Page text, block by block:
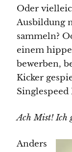
Oder
Ausbildung
sammeln?
einem
bewerben,
Kicker
Ach Mist! Ich
Anders